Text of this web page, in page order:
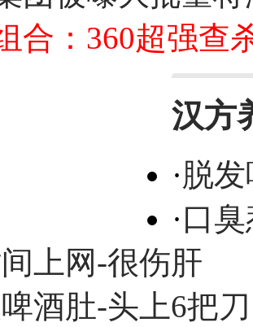
合：360超强查
汉方
·脱
·口
上网-很伤肝
酒肚-头上6把刀